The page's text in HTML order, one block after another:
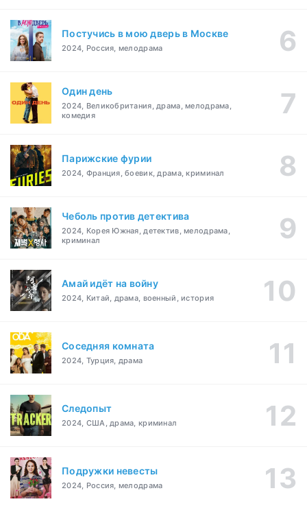
Постучись в мою дверь в Москве
2024, Россия, мелодрама
Один день
2024, Великобритания, драма, мелодрама,
комедия
Парижские фурии
2024, Франция, боевик, драма, криминал
Чеболь против детектива
2024, Корея Южная, детектив, мелодрама,
криминал
Амай идёт на войну
2024, Китай, драма, военный, история
Соседняя комната
2024, Турция, драма
Следопыт
2024, США, драма, криминал
Подружки невесты
2024, Россия, мелодрама